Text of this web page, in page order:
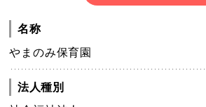
名称
やまのみ保育園
法人種別